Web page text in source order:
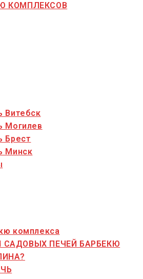
КОМПЛЕКСОВ
Витебск
Могилев
Брест
Минск
комплекса
САДОВЫХ ПЕЧЕЙ БАРБЕКЮ